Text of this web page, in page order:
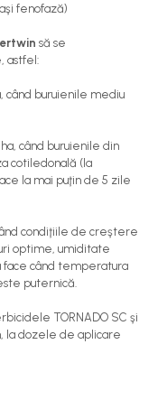
fenofază)
să se
astfel:
când buruienile mediu
când buruienile din
cotiledonală (la
la mai puţin de 5 zile
condiţiile de creştere
optime, umiditate
face când temperatura
puternică.
TORNADO SC şi
la dozele de aplicare